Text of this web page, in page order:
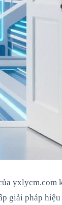
yxlycm.com
giải pháp